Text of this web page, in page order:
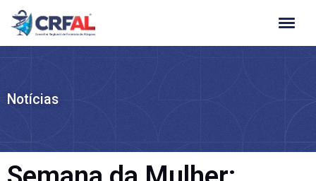
Ir
para
Notícias